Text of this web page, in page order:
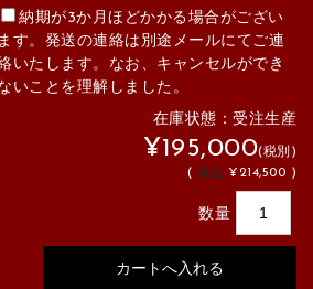
納期が3か月ほどかかる場合がござい
ます。発送の連絡は別途メールにてご連
いたします。なお、キャンセルができ
いことを理解しました。
在庫状態：受注生産
¥195,000(税別)
(税込 ¥214,500 )
数量